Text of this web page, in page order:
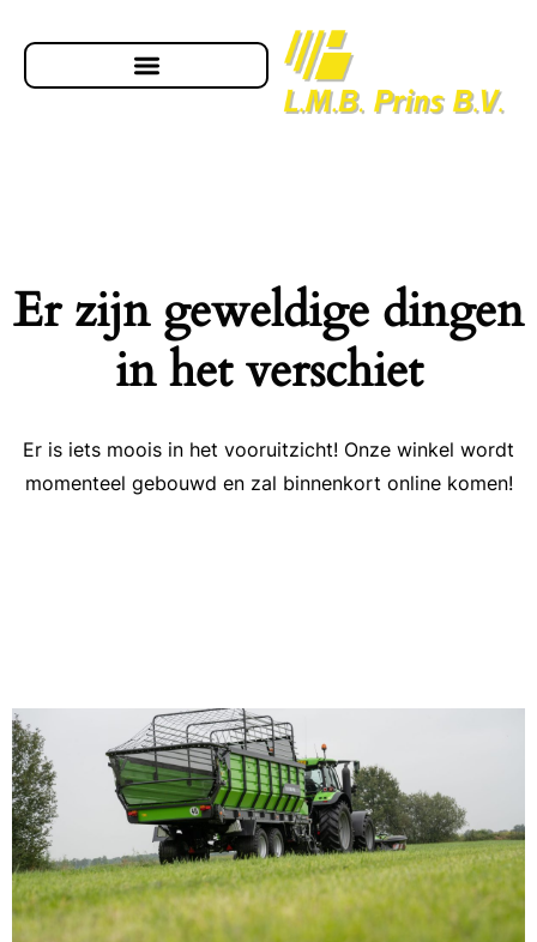
Er zijn geweldige dingen
in het verschiet
Er is iets moois in het vooruitzicht! Onze winkel wordt
momenteel gebouwd en zal binnenkort online komen!